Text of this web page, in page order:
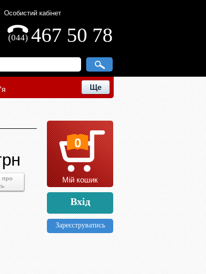
Особистий кабінет
467 50 78
(044)
Ще
про
0
Мій кошик
Вхід
Зареєструватись